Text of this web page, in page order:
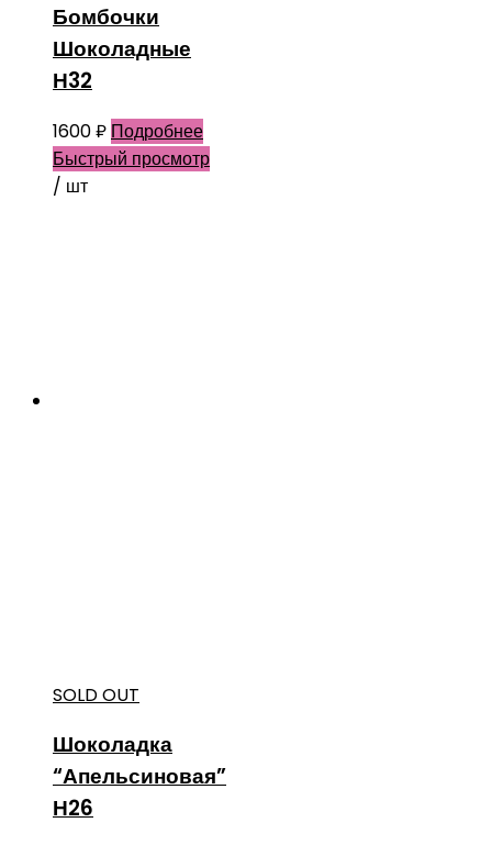
Бомбочки
Шоколадные
Н32
1600₽ Подробнее
Быстрый просмотр
/ шт
SOLD OUT
Шоколадка
“Апельсиновая”
Н26